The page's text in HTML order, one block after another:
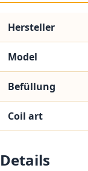
Hersteller
Model
Befüllung
Coil art
Details